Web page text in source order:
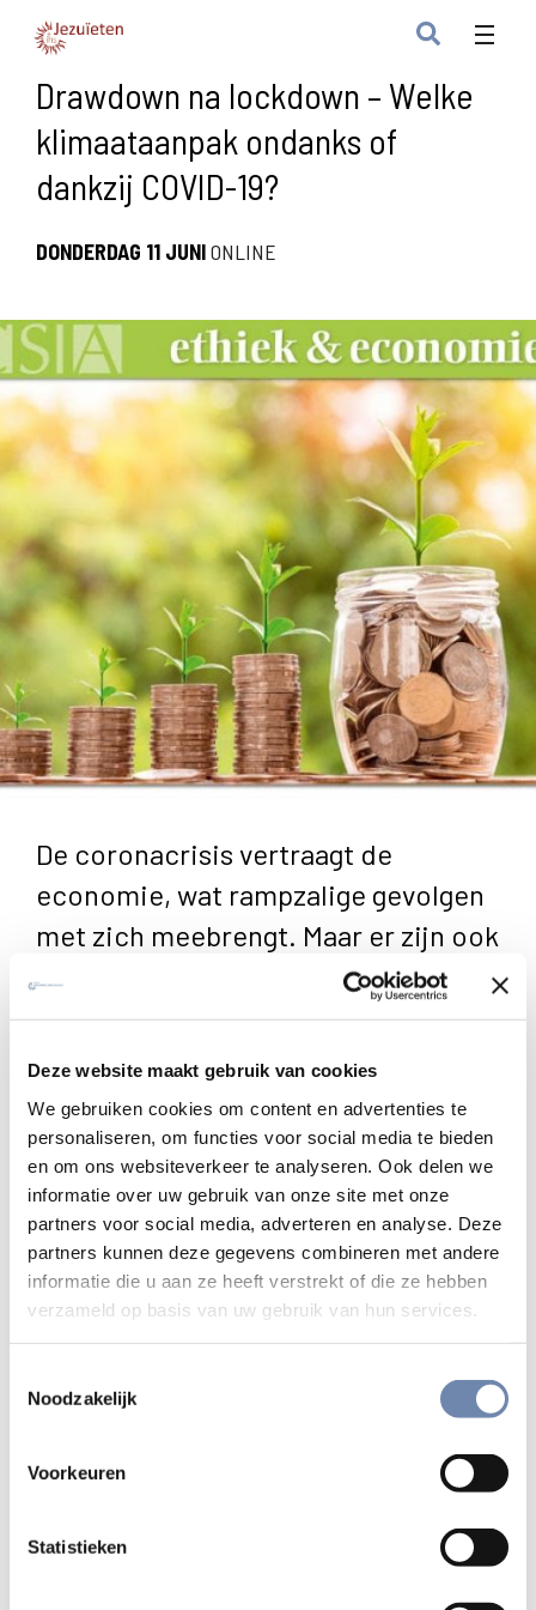
Deze website maakt gebruik van cookies
We gebruiken cookies om content en advertenties te
personaliseren, om functies voor social media te bieden
en om ons websiteverkeer te analyseren. Ook delen we
informatie over uw gebruik van onze site met onze
partners voor social media, adverteren en analyse. Deze
partners kunnen deze gegevens combineren met andere
informatie die u aan ze heeft verstrekt of die ze hebben
verzameld op basis van uw gebruik van hun services.
Noodzakelijk
Voorkeuren
Statistieken
Drawdown na lockdown – Welke
klimaataanpak ondanks of
dankzij COVID-19?
DONDERDAG 11 JUNIONLINE
De coronacrisis vertraagt de
economie, wat rampzalige gevolgen
met zich meebrengt. Maar er zijn ook
onbedoelde positieve gevolgen. De
mens die zijn economische
activiteit ziet stilvallen, merkt dat
rondom hem de natuur ademruimte
krijgt. De crisis doet ons reflecteren
over de spanning tussen
onbegrensde economische groei en
een begrensde planeet.
Welke klimaatoplossingen komen door de coronacrisis op
de voorgrond? Welke concrete praktische voorstellen zijn
net nu het meest haalbaar? Hoe zorgen we ervoor dat we
na de crisis niet terugkeren naar business as usual?
Op donderdag 11 juni van 17.00 tot 19.00 uur organiseert de
Trends Leerstoel Economie van de Hoop in samenwerking
met UCSIA een Nederlandstalig webinar: “Drawdown na
lockdown”. Roy Straver (Drawdown Europe) treedt in